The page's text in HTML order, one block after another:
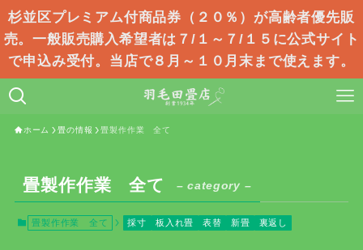
杉並区プレミアム付商品券（２０％）が高齢者優先販
売。一般販売購入希望者は７/１～７/１５に公式サイト
で申込み受付。当店で８月～１０月末まで使えます。
ホーム 畳の情報 畳製作作業 全て
畳製作作業 全て – category –
畳製作作業 全て 採寸 板入れ畳 表替 新畳 裏返し